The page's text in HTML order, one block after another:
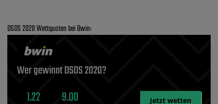
DSDS 2020 Wettquoten bei Bwin:
Wer gewinnt DSDS 2020?
1.22 9.00 Jetzt wetten